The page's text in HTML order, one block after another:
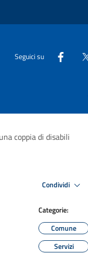
Seguici su
coppia di disabili
Condividi
Categorie:
Comune
Servizi